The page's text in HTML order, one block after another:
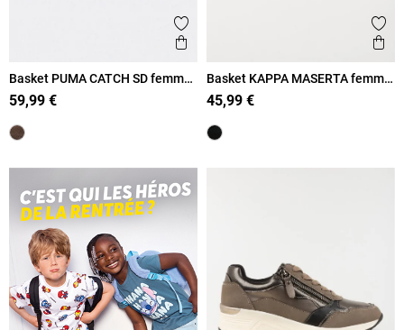
Ajouter aux favoris
Aperçu rapide
Basket PUMA CATCH SD femme
(36-41)
59,99 €
Basket KAPPA MASERTA femme
(36-41)
45,99 €